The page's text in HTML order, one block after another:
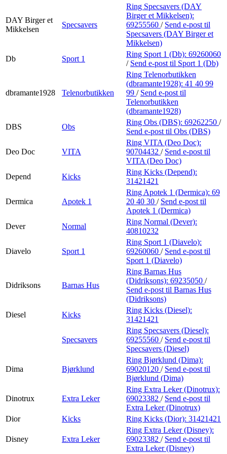
DAY Birger et
Mikkelsen
Specsavers
Ring Specsavers (DAY
Birger et Mikkelsen):
69255560 / Send e-post til
Specsavers (DAY Birger et
Mikkelsen)
Db
Sport 1
Ring Sport 1 (Db): 69260060
/ Send e-post til Sport 1 (Db)
dbramante1928 Telenorbutikken
Ring Telenorbutikken
(dbramante1928): 41 40 99
99 / Send e-post til
Telenorbutikken
(dbramante1928)
DBS
Obs
Ring Obs (DBS): 69262250 /
Send e-post til Obs (DBS)
Deo Doc VITA
Ring VITA (Deo Doc):
90704432 / Send e-post til
VITA (Deo Doc)
Depend
Kicks
Ring Kicks (Depend):
31421421
Dermica Apotek 1
Ring Apotek 1 (Dermica): 69
20 40 30 / Send e-post til
Apotek 1 (Dermica)
Dever
Normal
Ring Normal (Dever):
40810232
Diavelo Sport 1
Ring Sport 1 (Diavelo):
69260060 / Send e-post til
Sport 1 (Diavelo)
Didriksons Barnas Hus
Ring Barnas Hus
(Didriksons): 69235050 /
Send e-post til Barnas Hus
(Didriksons)
Diesel
Kicks
Ring Kicks (Diesel):
31421421
Specsavers
Ring Specsavers (Diesel):
69255560 / Send e-post til
Specsavers (Diesel)
Dima Bjørklund
Ring Bjørklund (Dima):
69020120 / Send e-post til
Bjørklund (Dima)
Dinotrux Extra Leker
Ring Extra Leker (Dinotrux):
69023382 / Send e-post til
Extra Leker (Dinotrux)
Dior
Kicks Ring Kicks (Dior): 31421421
Disney Extra Leker
Ring Extra Leker (Disney):
69023382 / Send e-post til
Extra Leker (Disney)